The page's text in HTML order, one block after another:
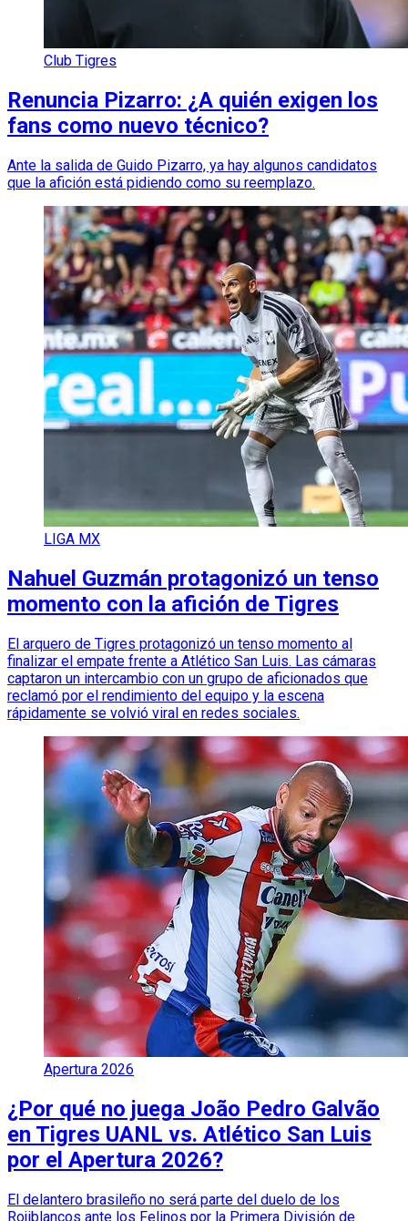
Club Tigres
Renuncia Pizarro: ¿A quién exigen los
fans como nuevo técnico?
Ante la salida de Guido Pizarro, ya hay algunos candidatos
que la afición está pidiendo como su reemplazo.
LIGA MX
Nahuel Guzmán protagonizó un tenso
momento con la afición de Tigres
El arquero de Tigres protagonizó un tenso momento al
finalizar el empate frente a Atlético San Luis. Las cámaras
captaron un intercambio con un grupo de aficionados que
reclamó por el rendimiento del equipo y la escena
rápidamente se volvió viral en redes sociales.
Apertura 2026
¿Por qué no juega João Pedro Galvão
en Tigres UANL vs. Atlético San Luis
por el Apertura 2026?
El delantero brasileño no será parte del duelo de los
Rojiblancos ante los Felinos por la Primera División de